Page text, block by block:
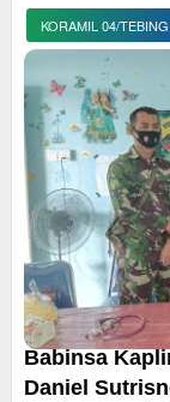
KORAMIL 04/TEBING
Babinsa
Daniel